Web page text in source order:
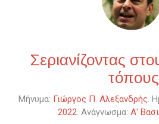
Σεριανίζοντας
τόπους
Μήνυμα: Γιώργος Π. Αλεξανδρής.
2022. Ανάγνωσμα: Α'